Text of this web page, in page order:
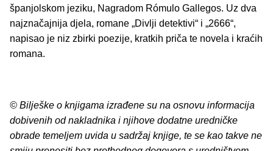
španjolskom jeziku, Nagradom Rómulo Gallegos. Uz dva
najznačajnija djela, romane „Divlji detektivi“ i „2666“,
napisao je niz zbirki poezije, kratkih priča te novela i kraćih
romana.
© Bilješke o knjigama izrađene su na osnovu informacija
dobivenih od nakladnika i njihove dodatne uredničke
obrade temeljem uvida u sadržaj knjige, te se kao takve ne